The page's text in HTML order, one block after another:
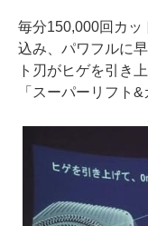
毎分150,000回カッ
込み、パワフルに
ト刃がヒゲを引き
「スーパーリフト